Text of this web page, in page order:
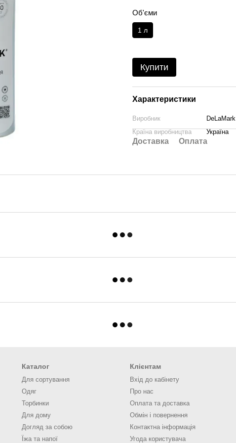
Об'єми
1 л
Купити
Характеристики
Виробник
DeLaMark
Країна виробництва
Україна
Доставка Оплата
Каталог
Для сортування
Одяг
Торбинки
Для дому
Догляд за собою
Їжа та напої
Клієнтам
Вхід до кабінету
Про нас
Оплата та доставка
Обмін і повернення
Контактна інформація
Угода користувача